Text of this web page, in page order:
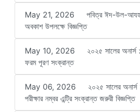
May 21, 2026
পবিত্র ঈদ-উল-আযহা
অবকাশ উপলক্ষে বিজ্ঞপ্তি
May 10, 2026
২০২৫ সালের অনার্স
ফরম পূরণ সংক্রান্ত
May 06, 2026
২০২৫ সালের অনার্স
পরীক্ষার নম্বর এন্ট্রি সংক্রান্ত জরুরী বিজ্ঞপ্তি